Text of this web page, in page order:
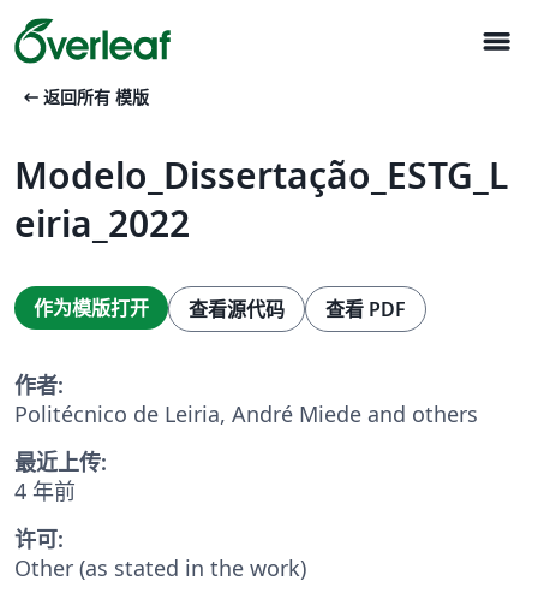
menu
arrow_left_alt 返回所有 模版
Modelo_Dissertação_ESTG_L
eiria_2022
作为模版打开 查看源代码 查看 PDF
作者:
Politécnico de Leiria, André Miede and others
最近上传:
4 年前
许可:
Other (as stated in the work)